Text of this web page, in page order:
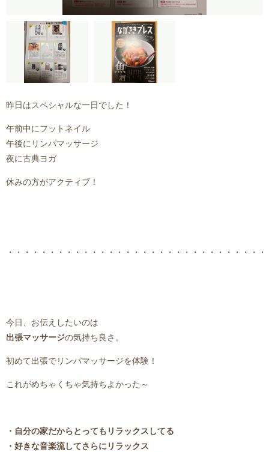
昨日はスペシャルな一日でした！
午前中にフットネイル
午後にリンパマッサージ
夜に古典ヨガ
休みの方がアクティブ！
・・・・・・・・・・・・・・・・・・・・・・・・・・・・・・
今日、お伝えしたいのは
出張マッサージの気持ち良さ。
初めて出張でリンパマッサージを体験！
これがめちゃくちゃ気持ちよかった～
・自分の家だからとってもリラックスしてる
・好きな音楽流してさらにリラックス